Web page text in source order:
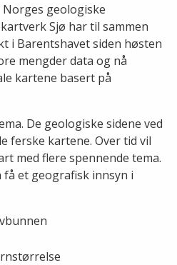
geologiske
Sjø har til sammen
i Barentshavet siden høsten
mengder data og nå
kartene basert på
De geologiske sidene ved
ferske kartene. Over tid vil
med flere spennende tema.
få et geografisk innsyn i